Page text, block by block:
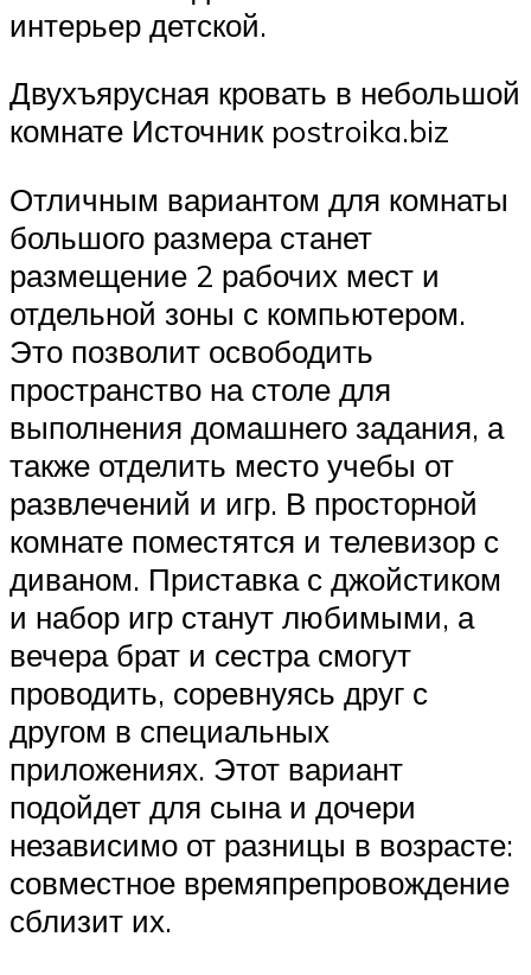
интерьер детской.
Двухъярусная кровать в небольшой
комнате Источник postroika.biz
Отличным вариантом для комнаты
большого размера станет
размещение 2 рабочих мест и
отдельной зоны с компьютером.
Это позволит освободить
пространство на столе для
выполнения домашнего задания, а
также отделить место учебы от
развлечений и игр. В просторной
комнате поместятся и телевизор с
диваном. Приставка с джойстиком
и набор игр станут любимыми, а
вечера брат и сестра смогут
проводить, соревнуясь друг с
другом в специальных
приложениях. Этот вариант
подойдет для сына и дочери
независимо от разницы в возрасте:
совместное времяпрепровождение
сблизит их.